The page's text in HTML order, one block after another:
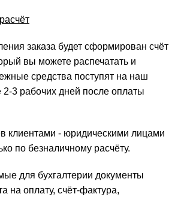
заказа будет сформирован счёт
вы можете распечатать и
средства поступят на наш
2-3 рабочих дней после оплаты
клиентами - юридическими лицами
по безналичному расчёту.
для бухгалтерии документы
на оплату, счёт-фактура,